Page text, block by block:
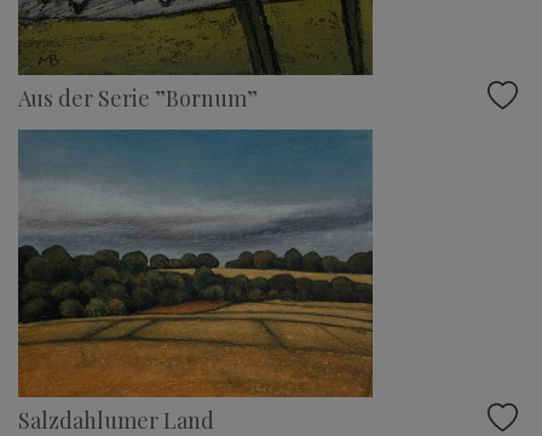
Aus der Serie ”Bornum”
Salzdahlumer Land